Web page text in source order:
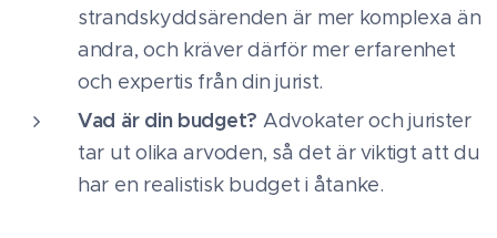
strandskyddsärenden är mer komplexa än
andra, och kräver därför mer erfarenhet
och expertis från din jurist.
Vad är din budget? Advokater och jurister
tar ut olika arvoden, så det är viktigt att du
har en realistisk budget i åtanke.